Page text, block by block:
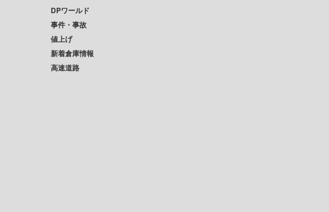
DPワールド
事件・事故
値上げ
新着倉庫情報
高速道路